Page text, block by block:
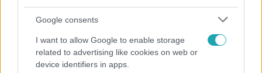
Google consents
I want to allow Google to enable storage
related to advertising like cookies on web or
device identifiers in apps.
Belföld